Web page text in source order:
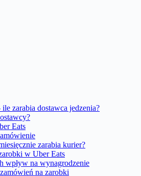
zarabia dostawca jedzenia?
Eats
zarabia kurier?
w Uber Eats
wpływ na wynagrodzenie
na zarobki